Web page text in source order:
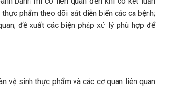
phẩm theo dõi sát diễn biến các ca bệnh;
đề xuất các biện pháp xử lý phù hợp để
vệ sinh thực phẩm và các cơ quan liên quan